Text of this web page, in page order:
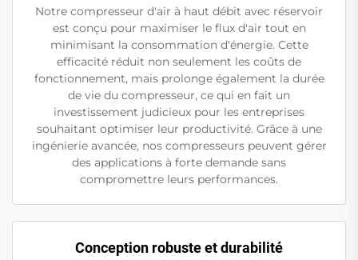
Notre compresseur d'air à haut débit avec réservoir
est conçu pour maximiser le flux d'air tout en
minimisant la consommation d'énergie. Cette
efficacité réduit non seulement les coûts de
fonctionnement, mais prolonge également la durée
de vie du compresseur, ce qui en fait un
investissement judicieux pour les entreprises
souhaitant optimiser leur productivité. Grâce à une
ingénierie avancée, nos compresseurs peuvent gérer
des applications à forte demande sans
compromettre leurs performances.
Conception robuste et durabilité